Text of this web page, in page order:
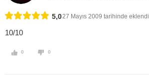
5,027 Mayıs 2009 tarihinde eklendi
10/10
0 0